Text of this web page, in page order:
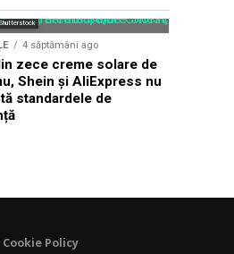
4 săptămâni ago
zece creme solare de
Shein și AliExpress nu
standardele de
Cookie Policy